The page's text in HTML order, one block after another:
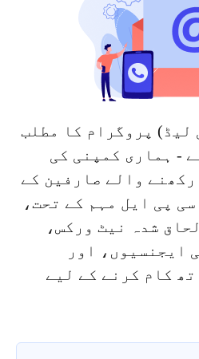
لیڈ) پروگرام کا مطلب
- ہماری کمپنی کی
والے صارفین کے
سی پی ایل مہم کے تحت،
شدہ نیٹ ورکس،
ایجنسیوں، اور
کام کرنے کے لیے